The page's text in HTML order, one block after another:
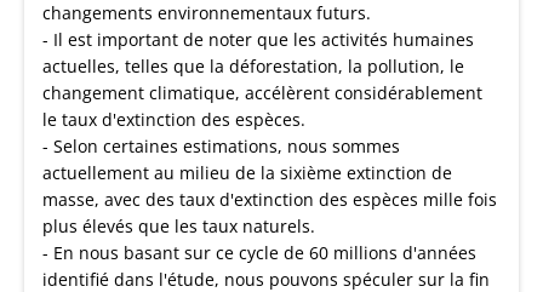
changements environnementaux futurs.
- Il est important de noter que les activités humaines
actuelles, telles que la déforestation, la pollution, le
changement climatique, accélèrent considérablement
le taux d'extinction des espèces.
- Selon certaines estimations, nous sommes
actuellement au milieu de la sixième extinction de
masse, avec des taux d'extinction des espèces mille fois
plus élevés que les taux naturels.
- En nous basant sur ce cycle de 60 millions d'années
identifié dans l'étude, nous pouvons spéculer sur la fin